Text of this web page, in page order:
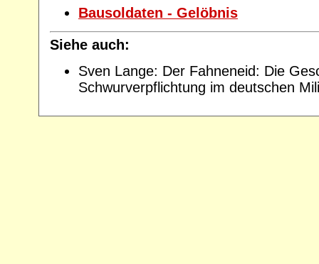
Bausoldaten - Gelöbnis
Siehe auch:
Sven Lange: Der Fahneneid: Die
Schwurverpflichtung im deutschen